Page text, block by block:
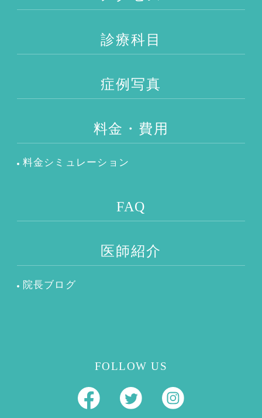
診療科目
症例写真
料金・費用
料金シミュレーション
FAQ
医師紹介
院長ブログ
FOLLOW US